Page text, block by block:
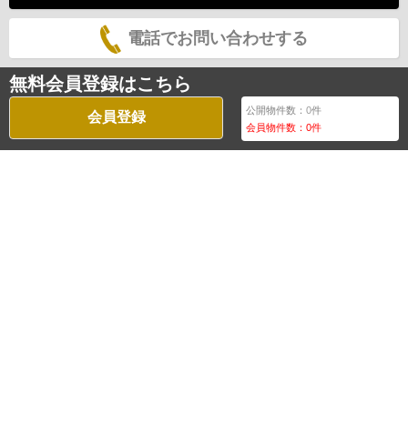
電話でお問い合わせする
無料会員登録はこちら
会員登録 公開物件数：0件
会員物件数：0件